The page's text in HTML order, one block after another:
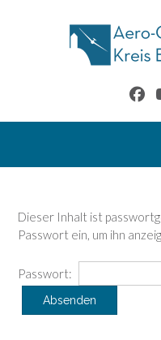
Dieser Inhalt ist
Passwort ein, um ihn
Passwort: